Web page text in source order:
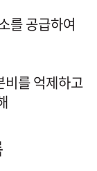
를 공급하여
를 억제하고